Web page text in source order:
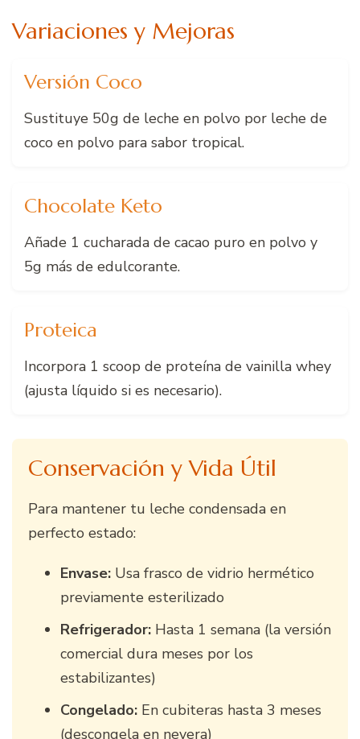
Variaciones y Mejoras
Versión Coco
Sustituye 50g de leche en polvo por leche de
coco en polvo para sabor tropical.
Chocolate Keto
Añade 1 cucharada de cacao puro en polvo y
5g más de edulcorante.
Proteica
Incorpora 1 scoop de proteína de vainilla whey
(ajusta líquido si es necesario).
Conservación y Vida Útil
Para mantener tu leche condensada en
perfecto estado:
Envase: Usa frasco de vidrio hermético
previamente esterilizado
Refrigerador: Hasta 1 semana (la versión
comercial dura meses por los
estabilizantes)
Congelado: En cubiteras hasta 3 meses
(descongela en nevera)